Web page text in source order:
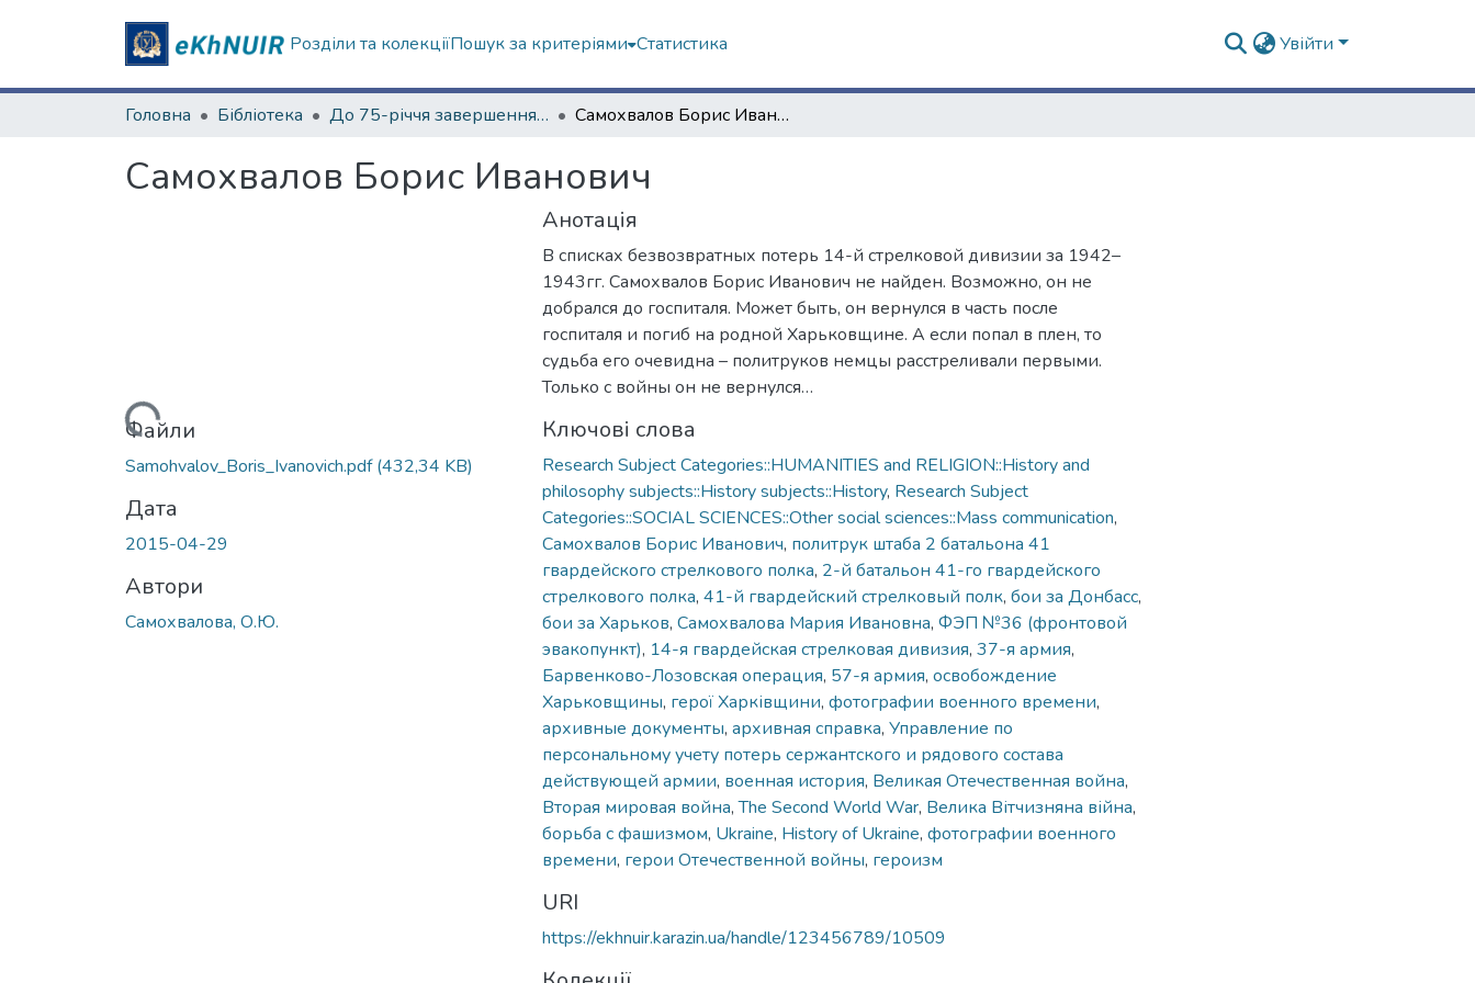
Розділи та колекціїПошук за критеріями Статистика Увійти
Головна Бібліотека До 75-річчя завершення Другої світової війни Самохвалов Борис Иванович
Самохвалов Борис Иванович
Вантажиться...Файли
Samohvalov_Boris_Ivanovich.pdf(432,34 KB)
Дата
2015-04-29
Автори
Самохвалова, О.Ю.
Анотація
В списках безвозвратных потерь 14-й стрелковой дивизии за 1942–
1943гг. Самохвалов Борис Иванович не найден. Возможно, он не
добрался до госпиталя. Может быть, он вернулся в часть после
госпиталя и погиб на родной Харьковщине. А если попал в плен, то
судьба его очевидна – политруков немцы расстреливали первыми.
Только с войны он не вернулся…
Ключові слова
Research Subject Categories::HUMANITIES and RELIGION::History and
philosophy subjects::History subjects::History, Research Subject
Categories::SOCIAL SCIENCES::Other social sciences::Mass communication,
Самохвалов Борис Иванович, политрук штаба 2 батальона 41
гвардейского стрелкового полка, 2-й батальон 41-го гвардейского
стрелкового полка, 41-й гвардейский стрелковый полк, бои за Донбасс,
бои за Харьков, Самохвалова Мария Ивановна, ФЭП №36 (фронтовой
эвакопункт), 14-я гвардейская стрелковая дивизия, 37-я армия,
Барвенково-Лозовская операция, 57-я армия, освобождение
Харьковщины, герої Харківщини, фотографии военного времени,
архивные документы, архивная справка, Управление по
персональному учету потерь сержантского и рядового состава
действующей армии, военная история, Великая Отечественная война,
Вторая мировая война,The Second World War, Велика Вітчизняна війна,
борьба с фашизмом, Ukraine, History of Ukraine, фотографии военного
времени, герои Отечественной войны, героизм
URI
https://ekhnuir.karazin.ua/handle/123456789/10509